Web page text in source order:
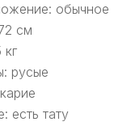
обычное
см
кг
русые
есть тату